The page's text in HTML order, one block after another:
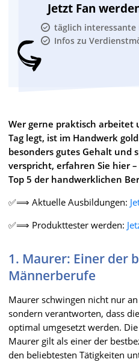
Jetzt Fan
täglich interessante
Infos zu
Wer gerne praktisch arbeitet
Tag legt, ist im Handwerk
besonders gutes Gehalt und
verspricht, erfahren Sie hier
Top 5 der handwerklichen
✅⟹ Aktuelle Ausbildungen:
✅⟹ Produkttester werden:
1. Maurer: Einer der
Männerberufe
Maurer schwingen nicht nur
sondern verantworten, dass
optimal umgesetzt werden.
Maurer gilt als einer der
den beliebtesten Tätigkeiten